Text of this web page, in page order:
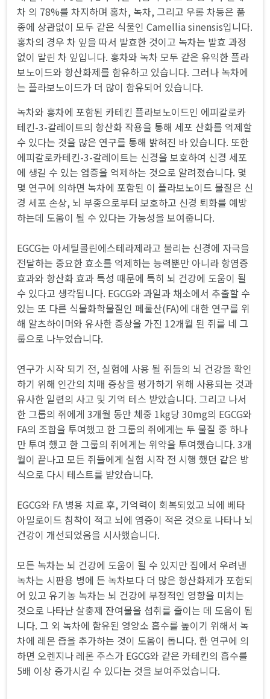
차 의 78%를 차지하며 홍차, 녹차, 그리고 우롱 차등은 품
종에 상관없이 모두 같은 식물인 Camellia sinensis입니다.
홍차의 경우 차 잎을 따서 발효한 것이고 녹차는 발효 과정
없이 말린 차 잎입니다. 홍차와 녹차 모두 같은 유익한 플라
보노이드와 항산화제를 함유하고 있습니다. 그러나 녹차에
는 플라보노이드가 더 많이 함유되어 있습니다.
녹차와 홍차에 포함된 카테킨 플라보노이드인 에피갈로카
테킨-3-갈레이트의 항산화 작용을 통해 세포 산화를 억제할
수 있다는 것을 많은 연구를 통해 밝혀진 바 있습니다. 또한
에피갈로카테킨-3-갈레이트는 신경을 보호하여 신경 세포
에 생길 수 있는 염증을 억제하는 것으로 알려졌습니다. 몇
몇 연구에 의하면 녹차에 포함된 이 플라보노이드 물질은 신
경 세포 손상, 뇌 부종으로부터 보호하고 신경 퇴화를 예방
하는데 도움이 될 수 있다는 가능성을 보여줍니다.
EGCG는 아세틸콜린에스테라제라고 불리는 신경에 자극을
전달하는 중요한 효소를 억제하는 능력뿐만 아니라 항염증
효과와 항산화 효과 특성 때문에 특히 뇌 건강에 도움이 될
수 있다고 생각됩니다. EGCG와 과일과 채소에서 추출할 수
있는 또 다른 식물화학물질인 페룰산(FA)에 대한 연구를 위
해 알츠하이머와 유사한 증상을 가진 12개월 된 쥐를 네 그
룹으로 나누었습니다.
연구가 시작 되기 전, 실험에 사용 될 쥐들의 뇌 건강을 확인
하기 위해 인간의 치매 증상을 평가하기 위해 사용되는 것과
유사한 일련의 사고 및 기억 테스 받았습니다. 그리고 나서
한 그룹의 쥐에게 3개월 동안 체중 1kg당 30mg의 EGCG와
FA의 조합을 투여했고 한 그룹의 쥐에게는 두 물질 중 하나
만 투여 했고 한 그룹의 쥐에게는 위약을 투여했습니다. 3개
월이 끝나고 모든 쥐들에게 실험 시작 전 시행 했던 같은 방
식으로 다시 테스트를 받았습니다.
EGCG와 FA 병용 치료 후, 기억력이 회복되었고 뇌에 베타
아밀로이드 침착이 적고 뇌에 염증이 적은 것으로 나타나 뇌
건강이 개선되었음을 시사했습니다.
모든 녹차는 뇌 건강에 도움이 될 수 있지만 집에서 우려낸
녹차는 시판용 병에 든 녹차보다 더 많은 항산화제가 포함되
어 있고 유기농 녹차는 뇌 건강에 부정적인 영향을 미치는
것으로 나타난 살충제 잔여물을 섭취를 줄이는 데 도움이 됩
니다. 그 외 녹차에 함유된 영양소 흡수를 높이기 위해서 녹
차에 레몬 즙을 추가하는 것이 도움이 돕니다. 한 연구에 의
하면 오렌지나 레몬 주스가 EGCG와 같은 카테킨의 흡수를
5배 이상 증가시킬 수 있다는 것을 보여주었습니다.